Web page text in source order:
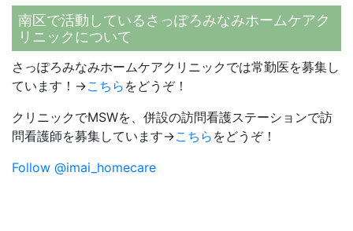
南区で活動しているさっぽろみなみホームケアク
リニックについて
さっぽろみなみホームケアクリニックでは常勤医を募集し
ています！→こちら をどうぞ！
クリニックでMSWを、併設の訪問看護ステーションで訪
問看護師を募集しています→こちら をどうぞ！
Follow @imai_homecare